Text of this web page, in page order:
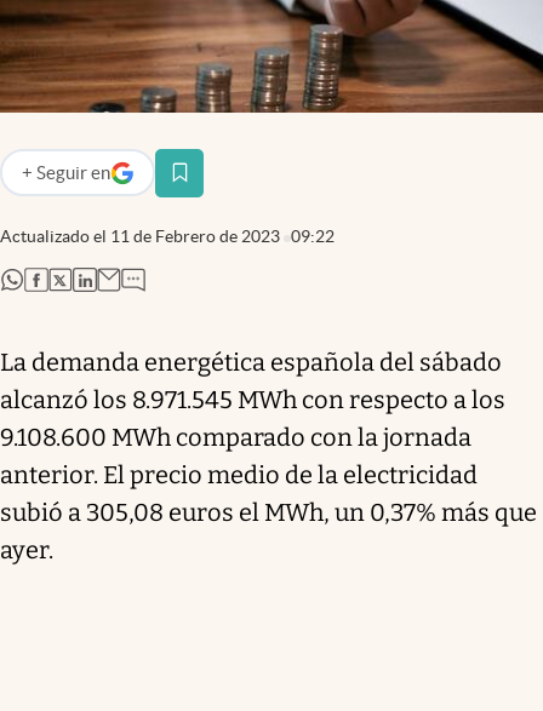
Actualizado el 11 de Febrero de 2023 09:22
+ Seguir en
abre en nueva pestaña
abre en nueva pestaña
abre en nueva pestaña
abre en nueva pestaña
abre en nueva pestaña
La demanda energética española del sábado
alcanzó los 8.971.545 MWh con respecto a los
9.108.600 MWh comparado con la jornada
anterior. El precio medio de la electricidad
subió a 305,08 euros el MWh, un 0,37% más que
ayer.